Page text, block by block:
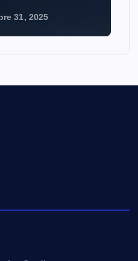
31, 2025